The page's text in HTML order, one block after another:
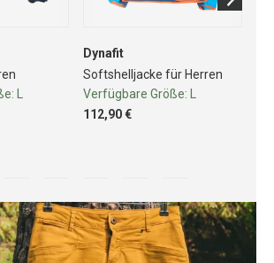
L
Dynafit
Softshelljacke für Herren
Verfügbare Größe: L
112,90 €